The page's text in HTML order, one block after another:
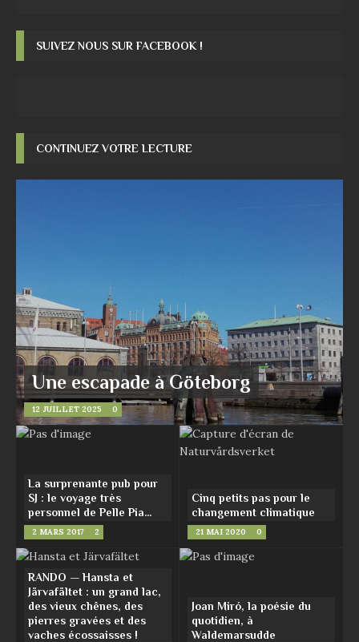
SUIVEZ NOUS SUR FACEBOOK !
CONTINUEZ VOTRE LECTURE
Une escapade à Göteborg
12 JUILLET 2025 0
La surprenante pub pour
SJ : le voyage très
personnel de Pelle Pia…
2 MARS 2017 2
Cinq petits pas pour le
changement climatique
21 MAI 2020 0
RANDO — Hansta et
Järvafältet : un grand lac,
des vieux chênes, des
pierres gravées et des
vaches écossaisses !
Joan Miró, la poésie du
quotidien, à
Waldemarsudde